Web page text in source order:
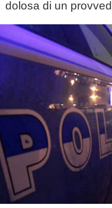
dolosa di un